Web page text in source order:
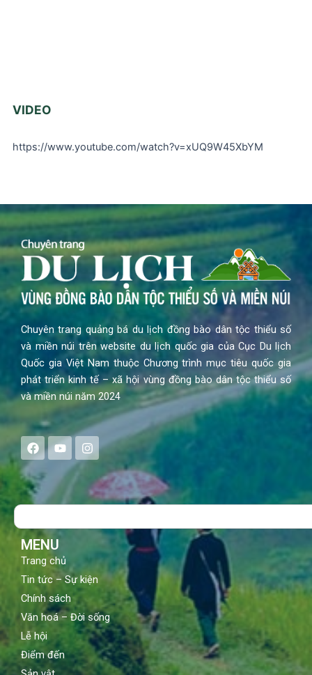
VIDEO
https://www.youtube.com/watch?v=xUQ9W45XbYM
Chuyên trang quảng bá du lịch đồng bào dân tộc thiểu số
và miền núi trên website du lịch quốc gia của Cục Du lịch
Quốc gia Việt Nam thuộc Chương trình mục tiêu quốc gia
phát triển kinh tế – xã hội vùng đồng bào dân tộc thiểu số
và miền núi năm 2024
F
a
e
b
o
Y
o
t
b
I
n
s
a
g
Search
MENU
Trang chủ
Tin tức – Sự kiện
Chính sách
Văn hoá – Đời sống
Lễ hội
Điểm đến